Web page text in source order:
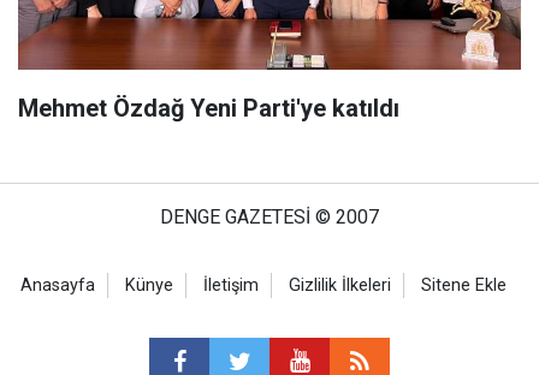
Mehmet Özdağ Yeni Parti'ye katıldı
DENGE GAZETESİ © 2007
Anasayfa Künye İletişim Gizlilik İlkeleri Sitene Ekle